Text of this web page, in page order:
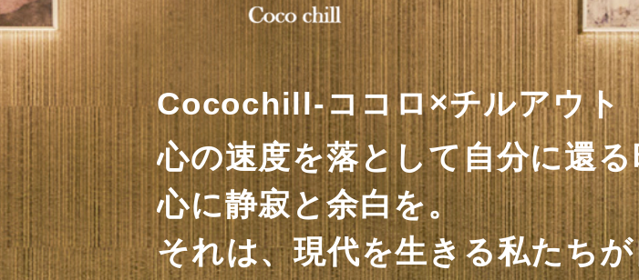
Cocochill-ココロ×チルアウト
心の速度を落として自分に還
心に静寂と余白を。
それは、現代を生きる私たち